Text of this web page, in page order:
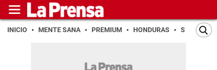
INICIO MENTE SANA PREMIUM HONDURAS SAN PEDRO